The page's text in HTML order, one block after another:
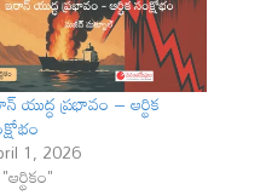
యుద్ధ ప్రభావం – ఆర్థిక
1, 2026